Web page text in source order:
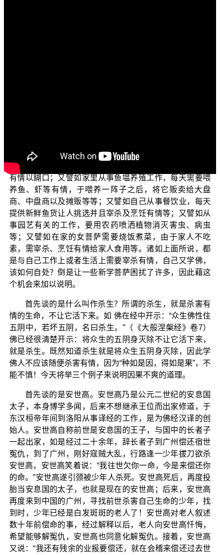
验以后要观察，乃至将它们安乐死等等；又譬如在菜市场
工作，本身从事动物贩卖以及宰杀的工作，每天宰杀很多
有情以餬口；又譬如家里从事鱼塭养殖工作，每天需要喂
养鱼、虾等有情，于喂养一阵子之后，将它贩卖给大盘
商、中盘商以及摊贩等等；又譬如自己从事餐饮业，每天
提供新鲜鱼货让人挑选并且宰杀及烹饪有情等；又譬如从
事园艺有关的工作，要用农药喷洒植物消灭害虫、病虫
等；又譬如在家的女菩萨需要烧饭煮菜，由于家人不吃
素，需宰杀、烹饪有情给家人食用等。诸如上面所说，都
是与自己工作上或者生活上需要宰杀有情，自己又学佛，
该如何自处？倒是让一些新学菩萨困扰了许多，因此藉这
个机会来加以说明。
首先谈的是什么叫作杀生？所谓的杀生，就是杀害有
情的生命，不让它活下来。如 佛在经中开示：“众生佛性住
五阴中，若坏五阴，名曰杀生。”（《大般涅槃经》卷7）
佛已经很清楚开示：将众生的五阴身灭除不让它活下来，
就是杀生。既然知道杀生就是将众生五阴身灭除，因此学
佛人不应该随便杀害有情，因为“种如是因，得如是果”，不
能不慎！今天将举三个例子来说明因果不爽的道理。
首先谈的是安世高。安世高乃是公元二世纪的安息国
太子，本身博学多闻，后来不想继承王位而出家修道，于
东汉桓帝年间到洛阳从事译经的工作，是为佛经汉译的创
始人。安世高自称前世是安息国的王子，与国中的长者子
一起出家，如是经过二十余年，辞长者子到广州偿还宿世
冤仇，到了广州，刚好寇贼大乱，行路逢一少年拔刀欲杀
安世高，安世高笑着说：“我往世欠你一命，今是来偿还你
的命。”安世高遂引颈被少年人杀死。安世高死后，再度投
胎当安息国的太子，也就是现在的安世高；后来，安世高
再度来到中国的广州，寻找前世杀害自己生命的少年，找
到时，少年已经是白发斑斑的老人了！安世高对老人叙述
数十年前偿命的事，经过解释以后，老人向安世高忏悔，
希望能够解冤仇，安世高也同意化解冤仇。接着，安世高
又说：“我还有残余的业报要偿还，就在会稽来偿还过去世